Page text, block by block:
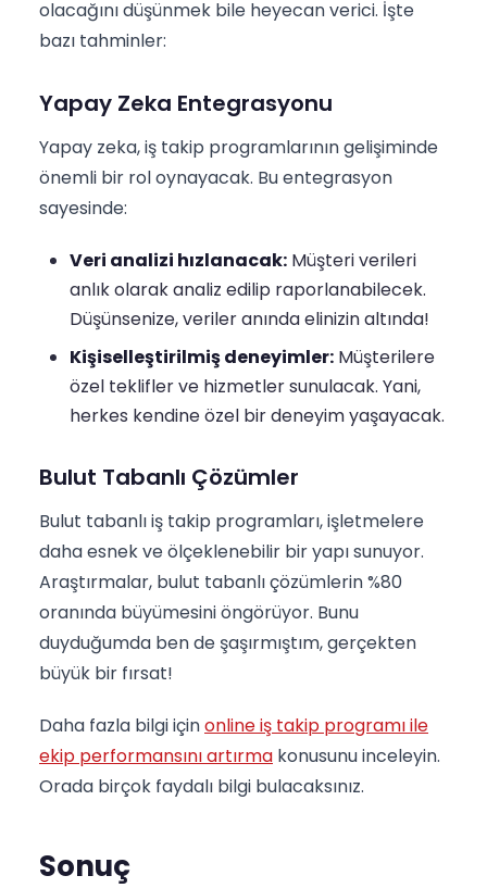
olacağını düşünmek bile heyecan verici. İşte
bazı tahminler:
Yapay Zeka Entegrasyonu
Yapay zeka, iş takip programlarının gelişiminde
önemli bir rol oynayacak. Bu entegrasyon
sayesinde:
Veri analizi hızlanacak: Müşteri verileri
anlık olarak analiz edilip raporlanabilecek.
Düşünsenize, veriler anında elinizin altında!
Kişiselleştirilmiş deneyimler: Müşterilere
özel teklifler ve hizmetler sunulacak. Yani,
herkes kendine özel bir deneyim yaşayacak.
Bulut Tabanlı Çözümler
Bulut tabanlı iş takip programları, işletmelere
daha esnek ve ölçeklenebilir bir yapı sunuyor.
Araştırmalar, bulut tabanlı çözümlerin %80
oranında büyümesini öngörüyor. Bunu
duyduğumda ben de şaşırmıştım, gerçekten
büyük bir fırsat!
Daha fazla bilgi içinonline iş takip programı ile
ekip performansını artırma konusunu inceleyin.
Orada birçok faydalı bilgi bulacaksınız.
Sonuç